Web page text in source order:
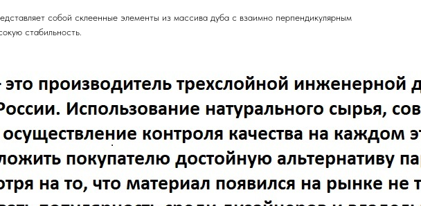
собой склеенные элементы из массива дуба с взаимно перпендикулярным
стабильность.